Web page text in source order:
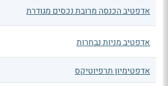
אדפטיב הכנסה מרובת נכסים מגודרת
אדפטיב מניות נבחרות
אדפטימיון תרפיוטיקס